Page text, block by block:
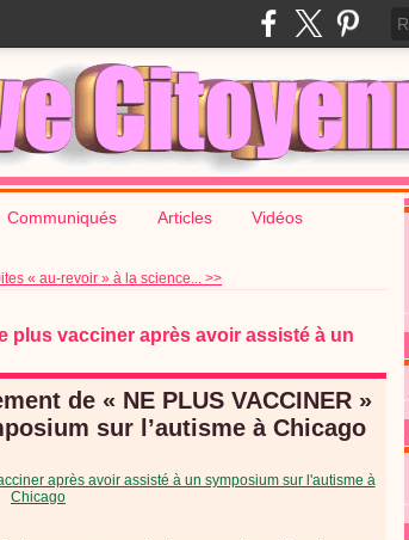
Communiqués Articles Vidéos
« au-revoir » à la science... >>
plus vacciner après avoir assisté à un
de « NE PLUS VACCINER »
sur l’autisme à Chicago